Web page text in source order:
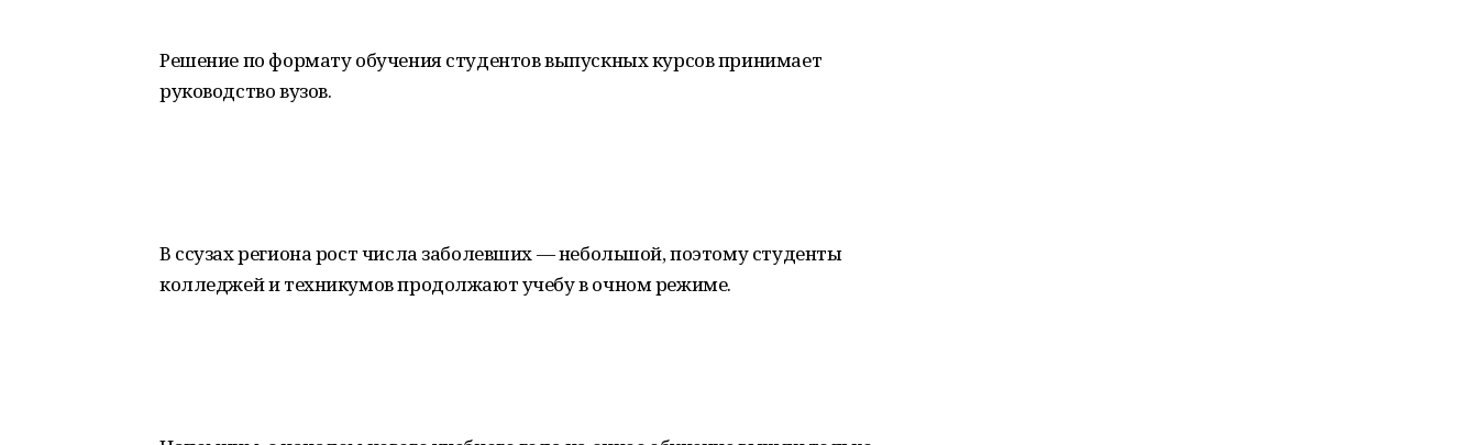
Решение по формату обучения студентов выпускных курсов принимает
руководство вузов.
В ссузах региона рост числа заболевших — небольшой, поэтому студенты
колледжей и техникумов продолжают учебу в очном режиме.